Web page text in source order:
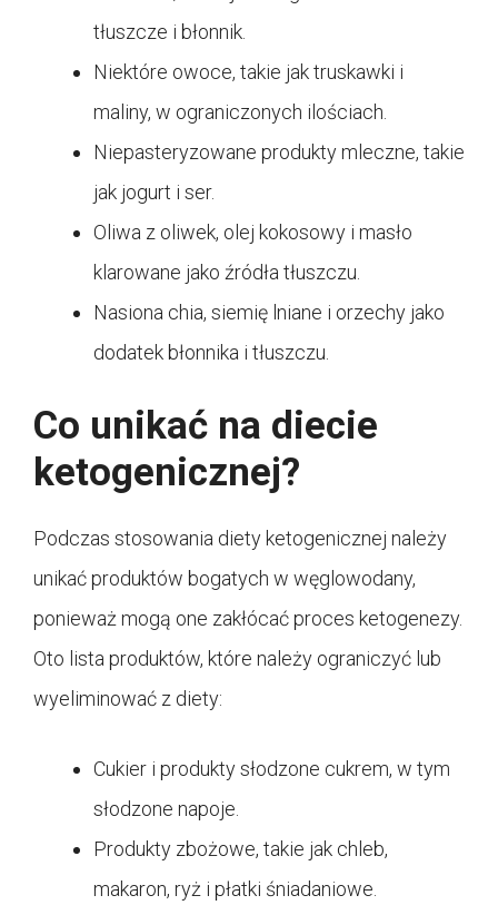
tłuszcze i błonnik.
Niektóre owoce, takie jak truskawki i
maliny, w ograniczonych ilościach.
Niepasteryzowane produkty mleczne, takie
jak jogurt i ser.
Oliwa z oliwek, olej kokosowy i masło
klarowane jako źródła tłuszczu.
Nasiona chia, siemię lniane i orzechy jako
dodatek błonnika i tłuszczu.
Co unikać na diecie
ketogenicznej?
Podczas stosowania diety ketogenicznej należy
unikać produktów bogatych w węglowodany,
ponieważ mogą one zakłócać proces ketogenezy.
Oto lista produktów, które należy ograniczyć lub
wyeliminować z diety:
Cukier i produkty słodzone cukrem, w tym
słodzone napoje.
Produkty zbożowe, takie jak chleb,
makaron, ryż i płatki śniadaniowe.